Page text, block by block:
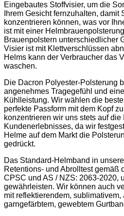
Eingebautes Stoffvisier, um die
Ihrem Gesicht fernzuhalten, damit
konzentrieren können, was vor
ist mit einer
Brauenpolstern unterschiedlicher
Visier ist mit Klettverschlüssen
Helms kann der Verbraucher das
waschen.
Die Dacron Polyester-Polsterung
angenehmes Tragegefühl und
Kühlleistung. Wir wählen die
perfekte Passform mit dem Kopf
konzentrieren wir uns stets auf die
Kundenerlebnisses, da wir
Helme auf dem Markt die
gedrückt.
Das Standard-Helmband in
Retentions- und Abrolltest gemäß
CPSC und AS / NZS: 2063-2020,
gewährleisten. Wir können auch
mit reflektierendem, sublimativem,
garngefärbtem, gewebtem